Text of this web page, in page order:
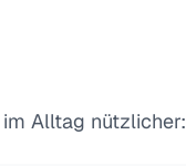
Alltag nützlicher: